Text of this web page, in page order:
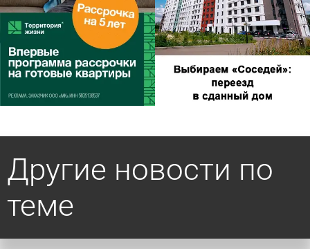
Другие новости по
теме